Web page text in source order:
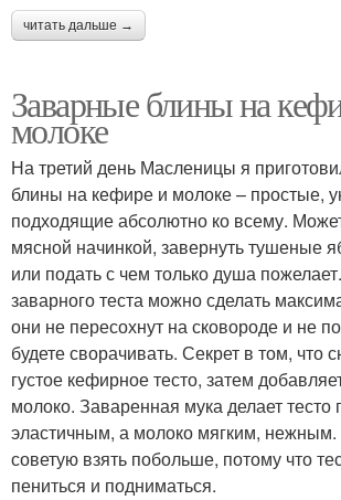
читать дальше →
Заварные блины на
молоке
На третий день Масленицы я
блины на кефире и молоке – простые,
подходящие абсолютно ко всему.
мясной начинкой, завернуть тушеные
или подать с чем только душа
заварного теста можно сделать
они не пересохнут на сковороде и не
будете сворачивать. Секрет в том, что
густое кефирное тесто, затем
молоко. Заваренная мука делает
эластичным, а молоко мягким, нежным.
советую взять побольше, потому что
пениться и подниматься.